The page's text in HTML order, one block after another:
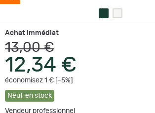
Achat immédiat
13,00 €
12,34 €
économisez 1 € [-5%]
Neuf, en stock
Vendeur professionnel